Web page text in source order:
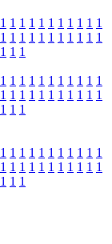
1 1 1 1 1 1 1 1 1 1 1
1 1 1 1 1 1 1 1 1 1 1
1 1 1
1 1 1 1 1 1 1 1 1 1 1
1 1 1 1 1 1 1 1 1 1 1
1 1 1
1 1 1 1 1 1 1 1 1 1 1
1 1 1 1 1 1 1 1 1 1 1
1 1 1